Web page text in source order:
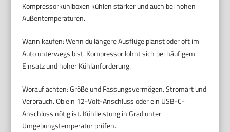
Kompressorkühlboxen kühlen stärker und auch bei hohen
Außentemperaturen.
Wann kaufen: Wenn du längere Ausflüge planst oder oft im
Auto unterwegs bist. Kompressor lohnt sich bei häufigem
Einsatz und hoher Kühlanforderung.
Worauf achten: Größe und Fassungsvermögen. Stromart und
Verbrauch. Ob ein 12-Volt-Anschluss oder ein USB-C-
Anschluss nötig ist. Kühlleistung in Grad unter
Umgebungstemperatur prüfen.